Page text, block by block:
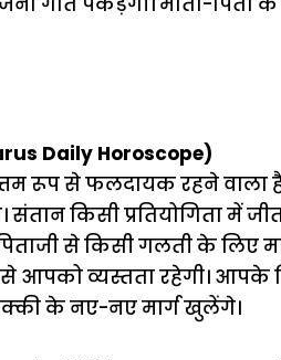
Daily Horoscope)
रूप से फलदायक रहने वाला
संतान किसी प्रतियोगिता में
से किसी गलती के लिए
व्यस्तता रहेगी। आपके
के नए-नए मार्ग खुलेंगे।